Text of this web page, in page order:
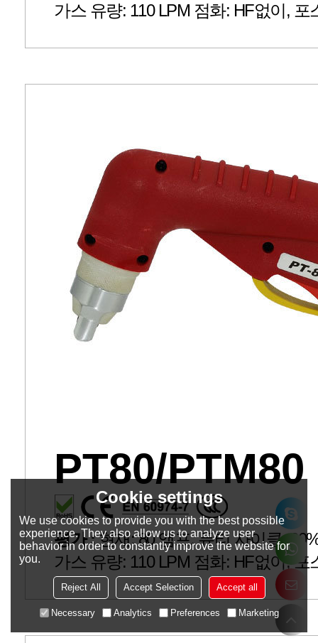
가스 유량: 110 LPM 점화: HF없이,
PT80/PTM80
평가 :현재: 80 앰프, 듀티 사이클:
가스 유량: 110 LPM 점화: HF없이,
Cookie settings
We use cookies to provide you with the best possible
experience. They also allow us to analyze user
behavior in order to constantly improve the website for
you.
Reject All Accept Selection Accept all
Necessary Analytics Preferences Marketing